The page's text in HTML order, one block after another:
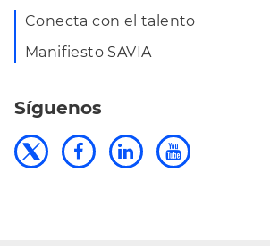
Conecta con el talento
Manifiesto SAVIA
Síguenos